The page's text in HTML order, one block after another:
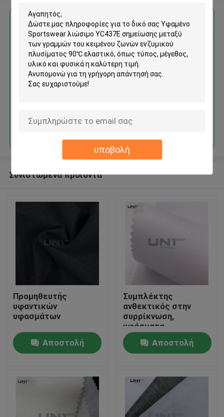
υποβολή
Σπίτι
Προϊόντα
Σχετικά με εμάς
Αποκτήστε την καλύτερη τιμή για
Υφαμένο Sportswear λιώσιμο
YC437E σημείωσης μεταξύ
των γραμμών του κειμένου
ζωνών ενζυμικού πλυσίματος
Να συνεχίσει
Συνιστώμενα προϊόντα
Προμηθευτής
υφαντικών
υφασμάτων
Αποστολή
Συμπλέκτης
ανθεκτικός στην
συρρίκνωση,
υφάσματα
διασύνδεσης,
υφασμένα 112 cm
Αποστολή